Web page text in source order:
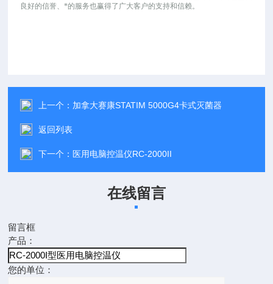
良好的信誉、*的服务也赢得了广大客户的支持和信赖。
上一个： 加拿大赛康STATIM 5000G4卡式灭菌器
返回列表
下一个： 医用电脑控温仪RC-2000II
在线留言
留言框
产品：
您的单位：